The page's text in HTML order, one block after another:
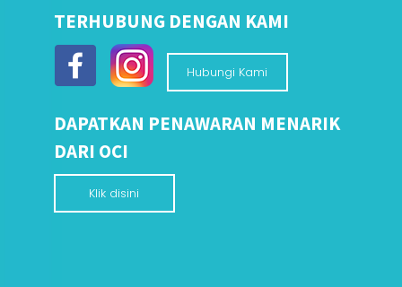
TERHUBUNG DENGAN KAMI
Hubungi Kami
DAPATKAN PENAWARAN MENARIK
DARI OCI
Klik disini